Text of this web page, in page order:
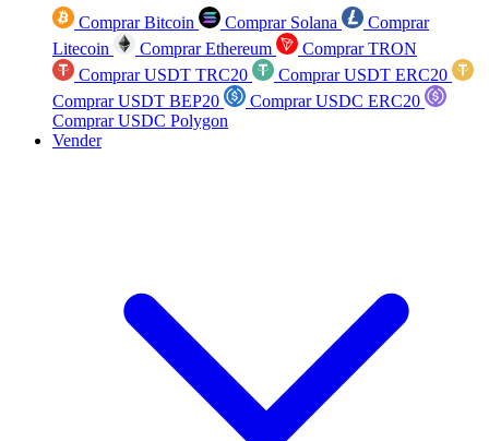
Comprar Bitcoin Comprar Solana
Comprar
Litecoin
Comprar Ethereum
Comprar TRON
Comprar USDT TRC20
Comprar USDT ERC20
Comprar USDT BEP20
Comprar USDC ERC20
Comprar USDC Polygon
Vender